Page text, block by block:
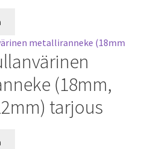
(18mm,
tarjous